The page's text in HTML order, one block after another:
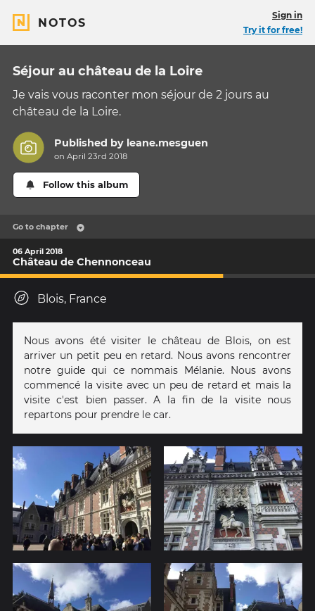
NOTOS
Sign in
Try it for free!
Séjour au château de la Loire
Je vais vous raconter mon séjour de 2 jours au
château de la Loire.
Published by leane.mesguen
on April 23rd 2018
Follow this album
Go to chapter
06 April 2018
Château de Chennonceau
Blois, France
Nous avons été visiter le château de Blois, on est
arriver un petit peu en retard. Nous avons rencontrer
notre guide qui ce nommais Mélanie. Nous avons
commencé la visite avec un peu de retard et mais la
visite c'est bien passer. A la fin de la visite nous
repartons pour prendre le car.